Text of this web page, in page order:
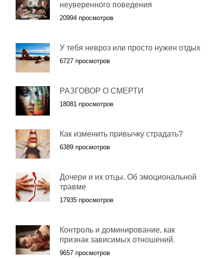
неуверенного поведения
20994 просмотров
У тебя невроз или просто нужен отдых
6727 просмотров
РАЗГОВОР О СМЕРТИ
18081 просмотров
Как изменить привычку страдать?
6389 просмотров
Дочери и их отцы. Об эмоциональной
травме
17935 просмотров
Контроль и доминирование, как
признак зависимых отношений.
9657 просмотров